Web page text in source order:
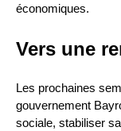
économiques.
Vers une
Les prochaines
gouvernement
sociale, stabiliser